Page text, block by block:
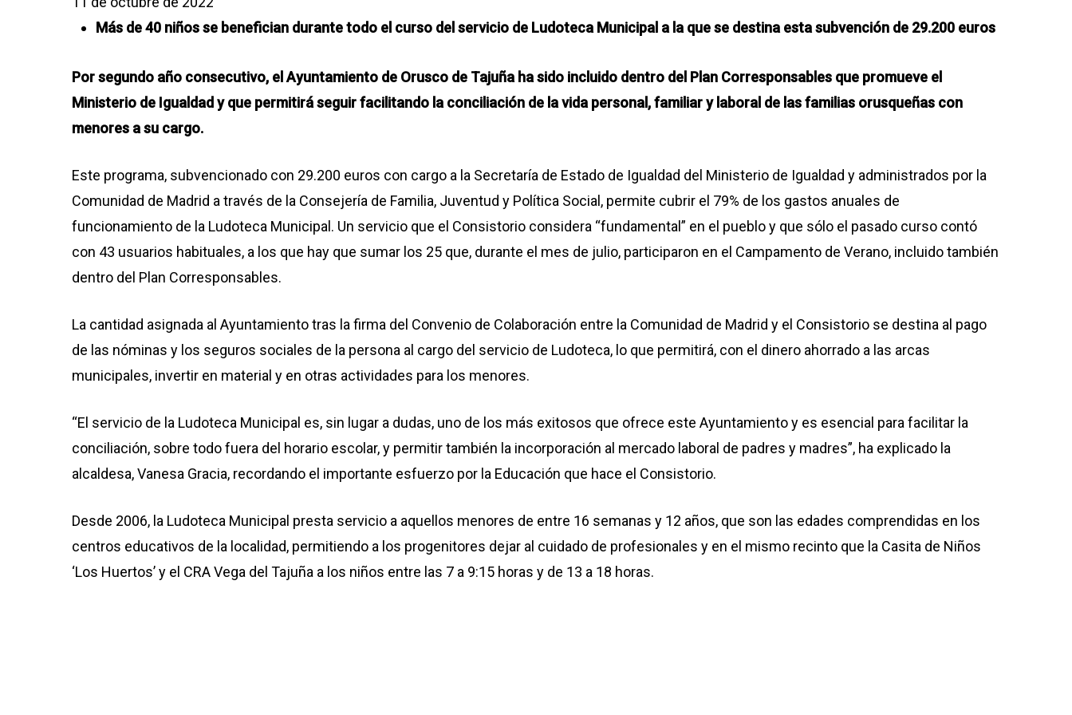
Más de 40 niños se benefician durante todo el curso del servicio de Ludoteca Municipal a la que se destina esta subvención de 29.200 euros
Por segundo año consecutivo, el Ayuntamiento de Orusco de Tajuña ha sido incluido dentro del Plan Corresponsables que promueve el
Ministerio de Igualdad y que permitirá seguir facilitando la conciliación de la vida personal, familiar y laboral de las familias orusqueñas con
menores a su cargo.
Este programa, subvencionado con 29.200 euros con cargo a la Secretaría de Estado de Igualdad del Ministerio de Igualdad y administrados por la
Comunidad de Madrid a través de la Consejería de Familia, Juventud y Política Social, permite cubrir el 79% de los gastos anuales de
funcionamiento de la Ludoteca Municipal. Un servicio que el Consistorio considera “fundamental” en el pueblo y que sólo el pasado curso contó
con 43 usuarios habituales, a los que hay que sumar los 25 que, durante el mes de julio, participaron en el Campamento de Verano, incluido también
dentro del Plan Corresponsables.
La cantidad asignada al Ayuntamiento tras la firma del Convenio de Colaboración entre la Comunidad de Madrid y el Consistorio se destina al pago
de las nóminas y los seguros sociales de la persona al cargo del servicio de Ludoteca, lo que permitirá, con el dinero ahorrado a las arcas
municipales, invertir en material y en otras actividades para los menores.
“El servicio de la Ludoteca Municipal es, sin lugar a dudas, uno de los más exitosos que ofrece este Ayuntamiento y es esencial para facilitar la
conciliación, sobre todo fuera del horario escolar, y permitir también la incorporación al mercado laboral de padres y madres”, ha explicado la
alcaldesa, Vanesa Gracia, recordando el importante esfuerzo por la Educación que hace el Consistorio.
Desde 2006, la Ludoteca Municipal presta servicio a aquellos menores de entre 16 semanas y 12 años, que son las edades comprendidas en los
centros educativos de la localidad, permitiendo a los progenitores dejar al cuidado de profesionales y en el mismo recinto que la Casita de Niños
‘Los Huertos’ y el CRA Vega del Tajuña a los niños entre las 7 a 9:15 horas y de 13 a 18 horas.